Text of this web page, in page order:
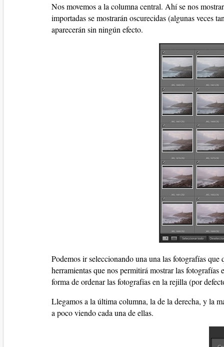
Nos movemos a la columna central. Ahí se nos
importadas se mostrarán oscurecidas (algunas veces
aparecerán sin ningún efecto.
Podemos ir seleccionando una una las fotografías
herramientas que nos permitirá mostrar las
forma de ordenar las fotografías en la rejilla (por
Llegamos a la última columna, la de la derecha, y la
a poco viendo cada una de ellas.